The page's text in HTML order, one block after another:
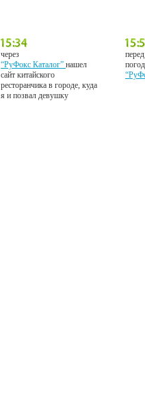
через
“РуФокс Каталог”нашел
сайт китайского
ресторанчика в городе, куда
я и позвал девушку